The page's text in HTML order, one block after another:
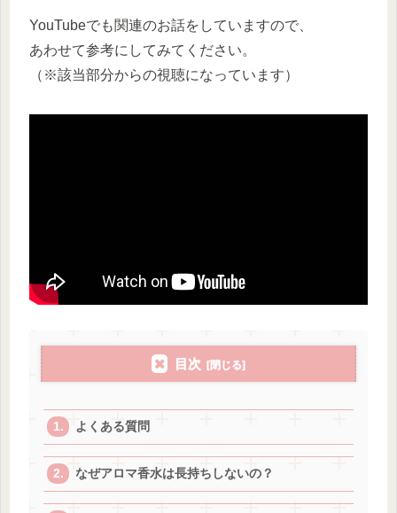
YouTubeでも関連のお話をしていますので、
あわせて参考にしてみてください。
（※該当部分からの視聴になっています）
目次
よくある質問
なぜアロマ香水は長持ちしないの？